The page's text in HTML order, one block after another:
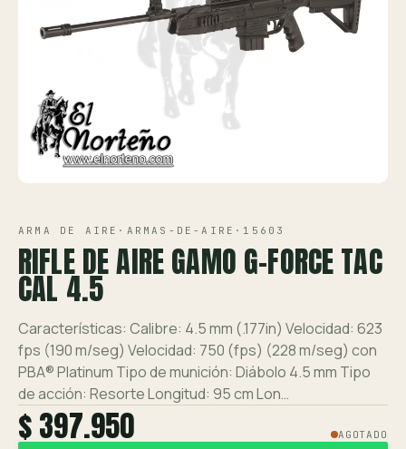
Ver toda la tienda →
VISTA 1/2
ARMA DE AIRE · ARMAS-DE-AIRE · 15603
RIFLE DE AIRE GAMO G-FORCE TAC
CAL 4.5
Características: Calibre: 4.5 mm (.177in) Velocidad: 623
fps (190 m/seg) Velocidad: 750 (fps) (228 m/seg) con
PBA® Platinum Tipo de munición: Diábolo 4.5 mm Tipo
de acción: Resorte Longitud: 95 cm Lon…
$ 397.950 AGOTADO